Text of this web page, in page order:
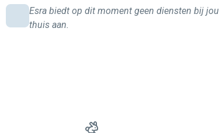
Esra biedt op dit moment geen diensten bij jou
thuis aan.